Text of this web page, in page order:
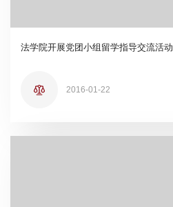
法学院开展党团小组留学指导交流活动
2016-01-22